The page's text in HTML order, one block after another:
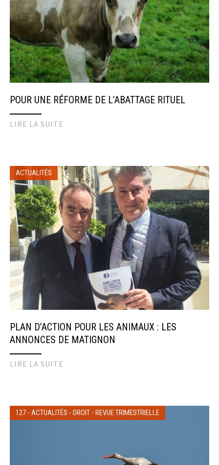
POUR UNE RÉFORME DE L’ABATTAGE RITUEL
LIRE LA SUITE
ACTUALITÉS
PLAN D’ACTION POUR LES ANIMAUX : LES
ANNONCES DE MATIGNON
LIRE LA SUITE
127 - ACTUALITÉS - DROIT - REVUE TRIMESTRIELLE